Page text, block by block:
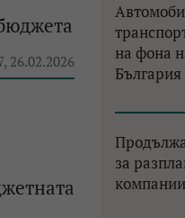
26.02.2026
на фона
България
за